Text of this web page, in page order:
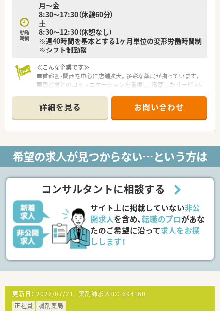
勤務
時間
月～金
8:30～17:30（休憩60分）
土
8:30～12:30（休憩なし）
※週40時間を基本とする1ヶ月単位の変形労働時間制
※シフト制勤務
≪こんな企業です≫
■首都圏・関西を中心に店舗拡大。多彩な薬局が揃っています。
■患者様とのコミュニケーションを重視し、徹底したサービスに
■段階的にスキルアップが図れる研修プログラムも完備してい
ます。
■在宅にも積極的に取り組んでおります！
■「育児・介護休業制度」に加えて、「育児・介護短時間勤務制度」
■大手薬局ですので、教育・研修制度など福利厚生も充実してい
ます。
■総合病院門前の為、科目に偏りなく様々な科目を経験できます
♪
■一人当たりの処方箋枚数は少なめに設定。負担なくご勤務で
きます！
■処方箋枚数は30～40枚/日です
■座りカウンターがあるので患者さんとしっかり会話しながら
投薬指導ができます！
詳細を見る お問い合わせ
希望の求人が見つからない…という方は
コンサルタントに相談する
サイト上に掲載していない非公
開求人を含め、転職のプロがあな
たのご希望に沿って求人をお探
しします！
更新日： 2026/07/21 薬剤師求人ID： 694160
正社員
調剤薬局